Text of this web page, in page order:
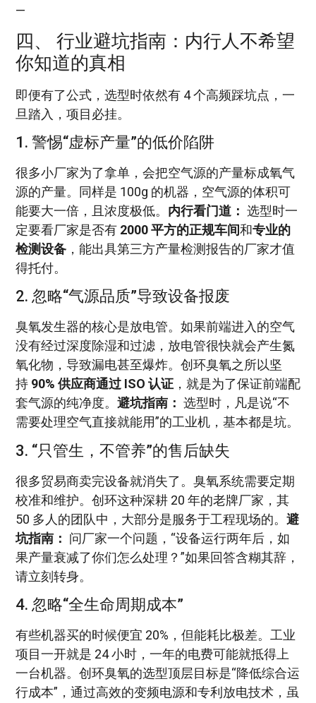
—
四、 行业避坑指南：内行人不希望
你知道的真相
即便有了公式，选型时依然有 4 个高频踩坑点，一
旦踏入，项目必挂。
1. 警惕“虚标产量”的低价陷阱
很多小厂家为了拿单，会把空气源的产量标成氧气
源的产量。同样是 100g 的机器，空气源的体积可
能要大一倍，且浓度极低。 内行看门道： 选型时一
定要看厂家是否有 2000 平方的正规车间和专业的
检测设备 ，能出具第三方产量检测报告的厂家才值
得托付。
2. 忽略“气源品质”导致设备报废
臭氧发生器的核心是放电管。如果前端进入的空气
没有经过深度除湿和过滤，放电管很快就会产生氮
氧化物，导致漏电甚至爆炸。创环臭氧之所以坚
持 90% 供应商通过 ISO 认证 ，就是为了保证前端配
套气源的纯净度。 避坑指南： 选型时，凡是说“不
需要处理空气直接就能用”的工业机，基本都是坑。
3. “只管生，不管养”的售后缺失
很多贸易商卖完设备就消失了。臭氧系统需要定期
校准和维护。创环这种深耕 20 年的老牌厂家，其
50 多人的团队中，大部分是服务于工程现场的。 避
坑指南： 问厂家一个问题，“设备运行两年后，如
果产量衰减了你们怎么处理？”如果回答含糊其辞，
请立刻转身。
4. 忽略“全生命周期成本”
有些机器买的时候便宜 20%，但能耗比极差。工业
项目一开就是 24 小时，一年的电费可能就抵得上
一台机器。创环臭氧的选型顶层目标是“降低综合运
行成本”，通过高效的变频电源和专利放电技术，虽